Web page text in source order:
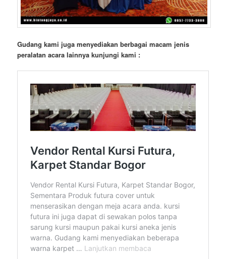
Gudang kami juga menyediakan berbagai macam jenis
peralatan acara lainnya kunjungi kami :